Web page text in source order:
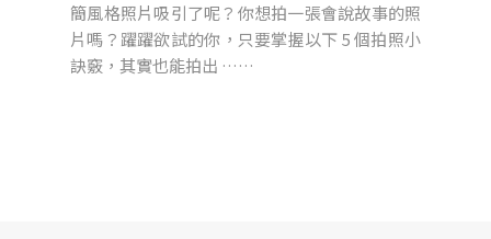
簡風格照片吸引了呢？你想拍一張會說故事的照
片嗎？躍躍欲試的你，只要掌握以下 5 個拍照小
訣竅，其實也能拍出 ……